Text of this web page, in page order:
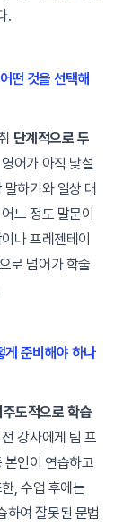
.
떤 것을 선택해
단계적으로 두
어가 아직 낯설
하기와 일상 대
느 정도 말문이
나 프레젠테이
로 넘어가 학술
게 준비해야 하나
주도적으로 학습
강사에게 팀 프
본인이 연습하고
, 수업 후에는
하여 잘못된 문법